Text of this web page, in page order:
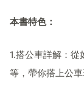
本書特色：
1.搭公車詳解：從
等，帶你搭上公車